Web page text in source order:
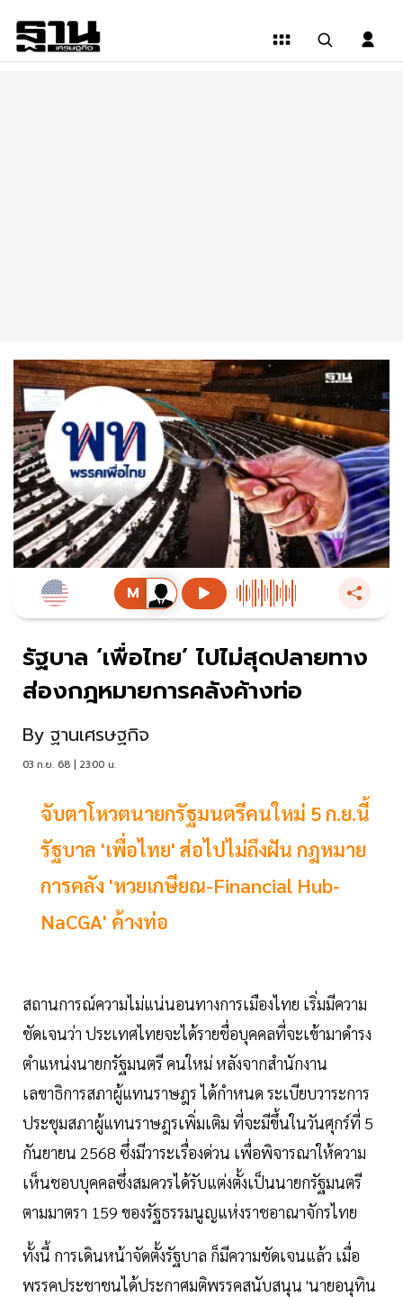
รัฐบาล ‘เพื่อไทย’ ไปไม่สุดปลายทาง
ส่องกฎหมายการคลังค้างท่อ
By ฐานเศรษฐกิจ
03 ก.ย. 68 | 23:00 น.
จับตาโหวตนายกรัฐมนตรีคนใหม่ 5 ก.ย.นี้
รัฐบาล 'เพื่อไทย' ส่อไปไม่ถึงฝัน กฎหมาย
การคลัง 'หวยเกษียณ-Financial Hub-
NaCGA' ค้างท่อ
สถานการณ์ความไม่แน่นอนทางการเมืองไทย เริ่มมีความ
ชัดเจนว่า ประเทศไทยจะได้รายชื่อบุคคลที่จะเข้ามาดำรง
ตำแหน่งนายกรัฐมนตรี คนใหม่ หลังจากสำนักงาน
เลขาธิการสภาผู้แทนราษฎร ได้กำหนด ระเบียบวาระการ
ประชุมสภาผู้แทนราษฎรเพิ่มเติม ที่จะมีขึ้นในวันศุกร์ที่ 5
กันยายน 2568 ซึ่งมีวาระเรื่องด่วน เพื่อพิจารณาให้ความ
เห็นชอบบุคคลซึ่งสมควรได้รับแต่งตั้งเป็นนายกรัฐมนตรี
ตามมาตรา 159 ของรัฐธรรมนูญแห่งราชอาณาจักรไทย
ทั้งนี้ การเดินหน้าจัดตั้งรัฐบาล ก็มีความชัดเจนแล้ว เมื่อ
พรรคประชาชนได้ประกาศมติพรรคสนับสนุน 'นายอนุทิน